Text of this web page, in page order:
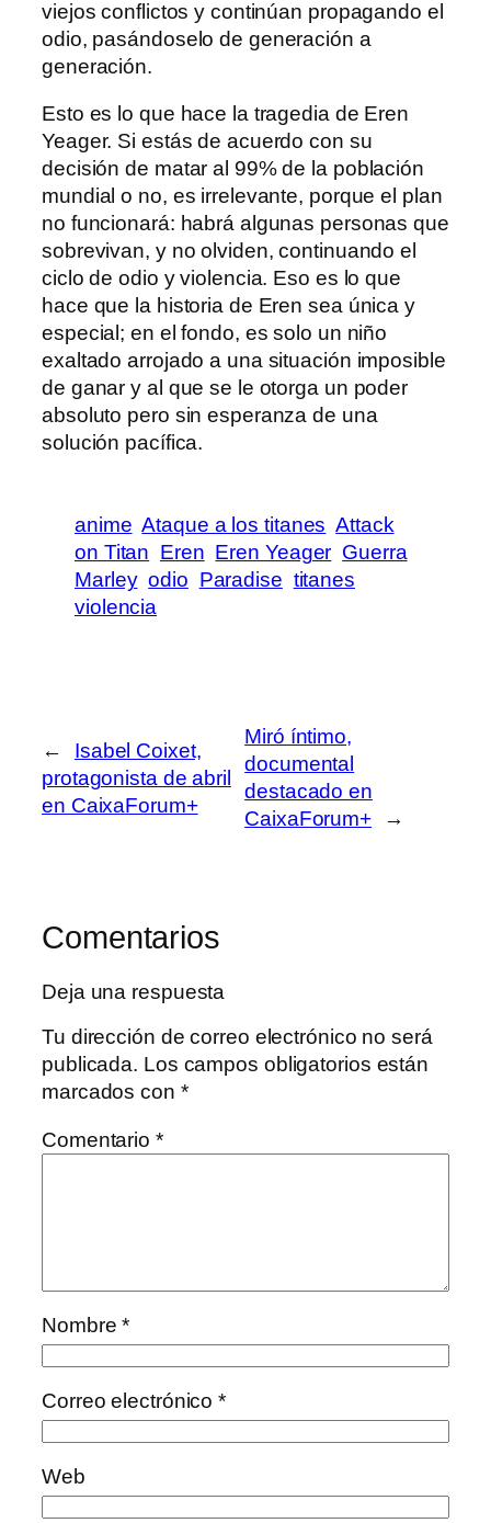
viejos conflictos y continúan propagando el
odio, pasándoselo de generación a
generación.
Esto es lo que hace la tragedia de Eren
Yeager. Si estás de acuerdo con su
decisión de matar al 99% de la población
mundial o no, es irrelevante, porque el plan
no funcionará: habrá algunas personas que
sobrevivan, y no olviden, continuando el
ciclo de odio y violencia. Eso es lo que
hace que la historia de Eren sea única y
especial; en el fondo, es solo un niño
exaltado arrojado a una situación imposible
de ganar y al que se le otorga un poder
absoluto pero sin esperanza de una
solución pacífica.
anime Ataque a los titanes Attack
on Titan Eren Eren Yeager Guerra
Marley odio Paradise titanes
violencia
←
Isabel Coixet,
protagonista de abril
en CaixaForum+
Miró íntimo,
documental
destacado en
CaixaForum+
→
Comentarios
Deja una respuesta
Tu dirección de correo electrónico no será
publicada. Los campos obligatorios están
marcados con *
Comentario *
Nombre*
Correo electrónico*
Web